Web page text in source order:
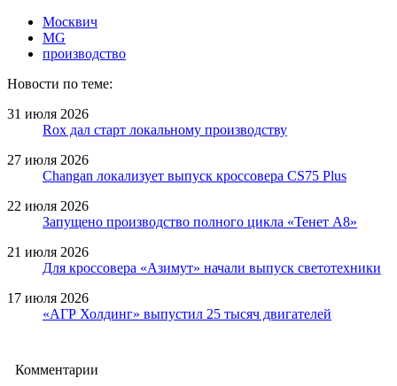
Москвич
MG
производство
Новости по теме:
31 июля 2026
Rox дал старт локальному производству
27 июля 2026
Changan локализует выпуск кроссовера CS75 Plus
22 июля 2026
Запущено производство полного цикла «Тенет A8»
21 июля 2026
Для кроссовера «Азимут» начали выпуск светотехники
17 июля 2026
«АГР Холдинг» выпустил 25 тысяч двигателей
Комментарии